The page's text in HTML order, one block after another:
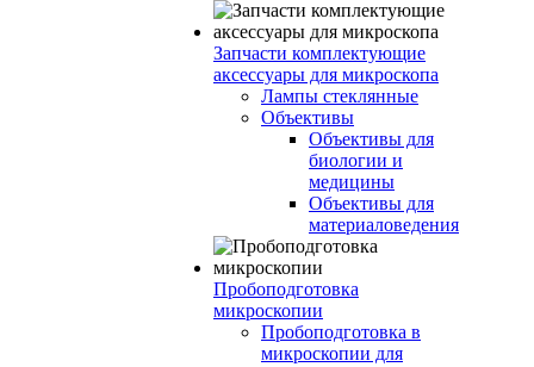
Запчасти комплектующие
аксессуары для микроскопа
Лампы стеклянные
Объективы
Объективы для
биологии и
медицины
Объективы для
материаловедения
Пробоподготовка
микроскопии
Пробоподготовка в
микроскопии для